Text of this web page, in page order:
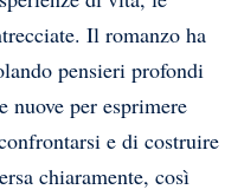
Il romanzo ha
pensieri profondi
per esprimere
e di costruire
chiaramente, così